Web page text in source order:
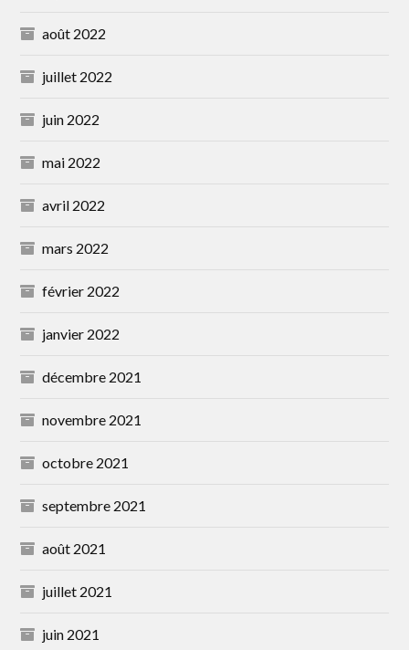
août 2022
juillet 2022
juin 2022
mai 2022
avril 2022
mars 2022
février 2022
janvier 2022
décembre 2021
novembre 2021
octobre 2021
septembre 2021
août 2021
juillet 2021
juin 2021